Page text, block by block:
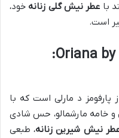
با عطر نیش گلی زنانه خود،
است.
عطر Oriana by Parfums de Marly:
پارفومز د مارلی است که با
و خامه مارشمالو، حس شادی
نیش شیرین زنانه، طبعی